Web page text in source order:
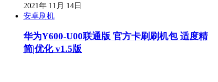
2021年 11月 14日
安卓刷机
华为Y600-U00联通版 官方卡刷刷机包 适度精
简|优化 v1.5版